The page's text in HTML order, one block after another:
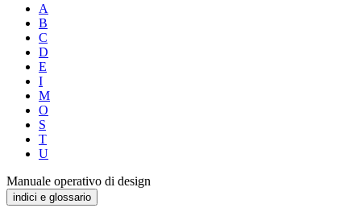
A
B
C
D
E
I
M
O
S
T
U
Manuale operativo di design
indici e glossario